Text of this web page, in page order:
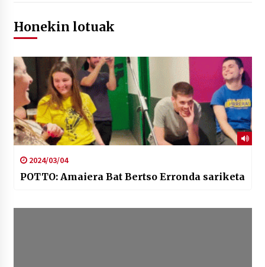
Honekin lotuak
2024/03/04
POTTO: Amaiera Bat Bertso Erronda sariketa